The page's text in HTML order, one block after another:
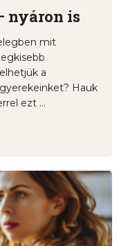
nyáron is
mit
a
Hauk
ezt ...